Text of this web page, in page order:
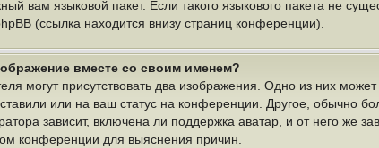
вам языковой пакет. Если такого языкового пакета не
(ссылка находится внизу страниц конференции).
вместе со своим именем?
могут присутствовать два изображения. Одно из них
или на ваш статус на конференции. Другое, обычно
зависит, включена ли поддержка аватар, и от него же
конференции для выяснения причин.